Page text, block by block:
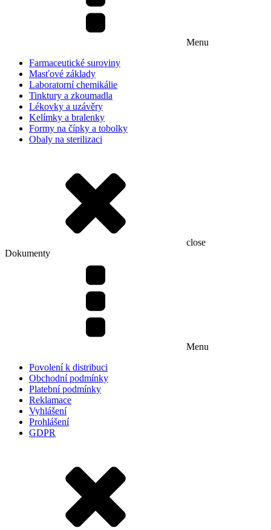
Menu
Farmaceutické suroviny
Masťové základy
Laboratorní chemikálie
Tinktury a zkoumadla
Lékovky a uzávěry
Kelímky a bralenky
Formy na čípky a tobolky
Obaly na sterilizaci
close
Dokumenty
Menu
Povolení k distribuci
Obchodní podmínky
Platební podmínky
Reklamace
Vyhlášení
Prohlášení
GDPR